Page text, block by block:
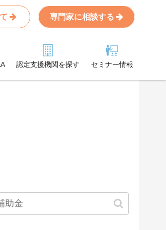
専門家に相談する
認定支援機関を探す セミナー情報
を探す